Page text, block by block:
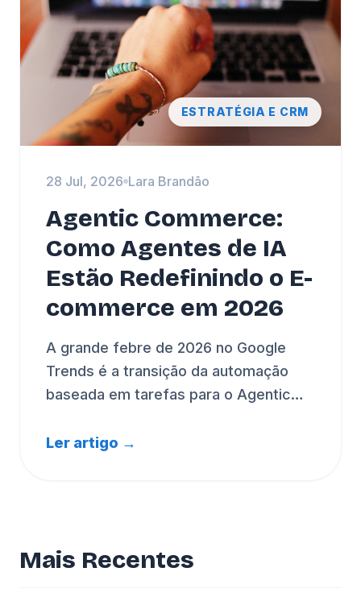
ESTRATÉGIA E CRM
28 Jul, 2026 Lara Brandão
Agentic Commerce:
Como Agentes de IA
Estão Redefinindo o E-
commerce em 2026
A grande febre de 2026 no Google
Trends é a transição da automação
baseada em tarefas para o Agentic
AI Agents autonomamente gerenciam
Ler artigo →
Mais Recentes